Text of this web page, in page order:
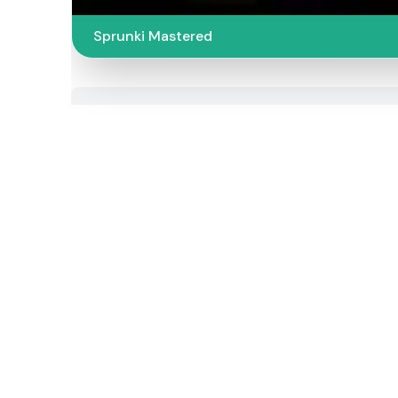
Sprunki Mastered